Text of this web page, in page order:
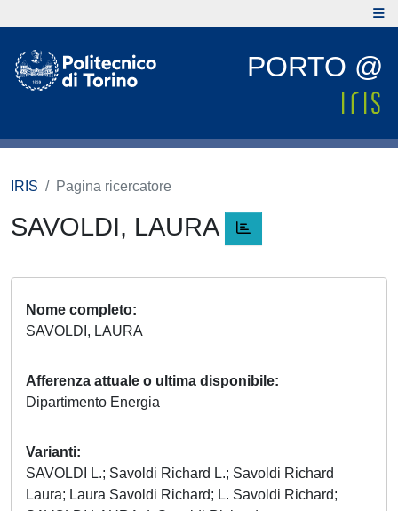
PORTO @
IRIS Pagina ricercatore
SAVOLDI, LAURA
Nome completo
SAVOLDI, LAURA
Afferenza attuale o ultima disponibile
Dipartimento Energia
Varianti
SAVOLDI L.; Savoldi Richard L.; Savoldi Richard
Laura; Laura Savoldi Richard; L. Savoldi Richard;